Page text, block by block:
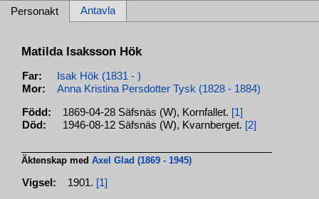
Personakt Antavla
Matilda Isaksson Hök
Far:
Isak Hök (1831 - )
Mor:
Anna Kristina Persdotter Tysk (1828 - 1884)
Född: 1869-04-28 Säfsnäs (W), Kornfallet. [1]
Död:
1946-08-12 Säfsnäs (W), Kvarnberget. [2]
Äktenskap medAxel Glad (1869 - 1945)
Vigsel: 1901. [1]